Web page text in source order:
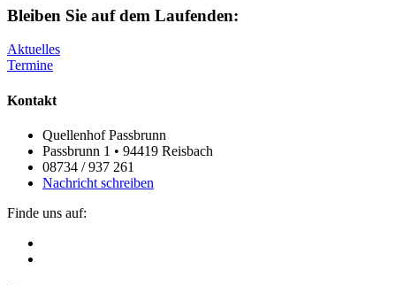
Bleiben Sie auf dem Laufenden:
Aktuelles
Termine
Kontakt
Quellenhof Passbrunn
Passbrunn 1 • 94419 Reisbach
08734 / 937 261
Nachricht schreiben
Finde uns auf: